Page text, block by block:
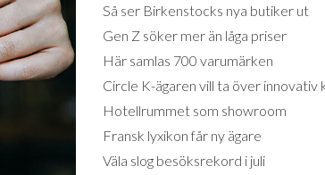
Så ser Birkenstocks nya butiker ut
Gen Z söker mer än låga priser
Här samlas 700 varumärken
Circle K-ägaren vill ta över innovativ
Hotellrummet som showroom
Fransk lyxikon får ny ägare
Väla slog besöksrekord i juli